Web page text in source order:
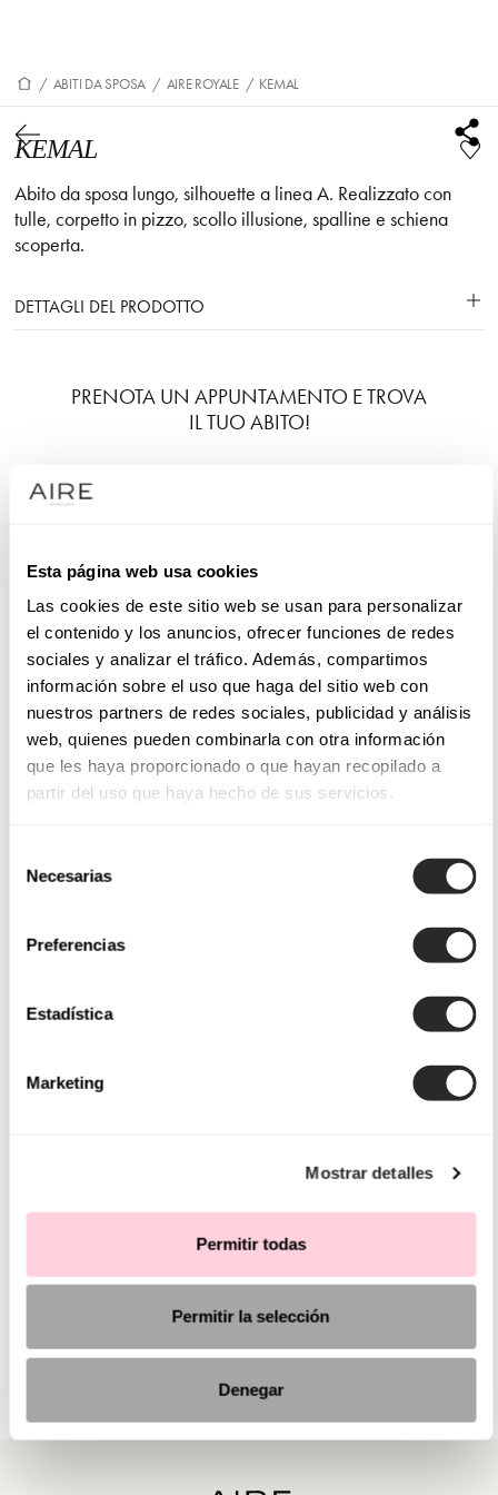
Esta página web usa cookies
Las cookies de este sitio web se usan para personalizar
el contenido y los anuncios, ofrecer funciones de redes
sociales y analizar el tráfico. Además, compartimos
información sobre el uso que haga del sitio web con
nuestros partners de redes sociales, publicidad y análisis
web, quienes pueden combinarla con otra información
que les haya proporcionado o que hayan recopilado a
partir del uso que haya hecho de sus servicios.
Necesarias
Preferencias
Estadística
Marketing
Mostrar detalles
Permitir todas
Permitir la selección
Denegar
/ ABITI DA SPOSA / AIRE ROYALE / KEMAL
KEMAL
Abito da sposa lungo, silhouette a linea A. Realizzato con
tulle, corpetto in pizzo, scollo illusione, spalline e schiena
scoperta.
DETTAGLI DEL PRODOTTO
PRENOTA UN APPUNTAMENTO E TROVA
IL TUO ABITO!